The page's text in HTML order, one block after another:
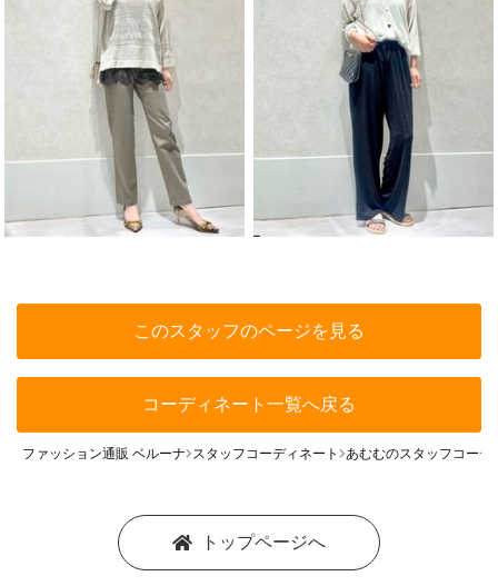
このスタッフのページを見る
コーディネート一覧へ戻る
ファッション通販 ベルーナ スタッフコーディネート あむむのスタッフコーデ
トップページへ